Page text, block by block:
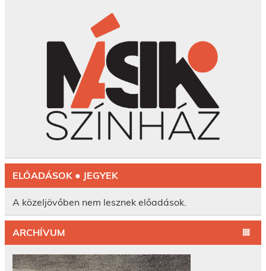
ELŐADÁSOK ● JEGYEK
A közeljövőben nem lesznek előadások.
ARCHÍVUM